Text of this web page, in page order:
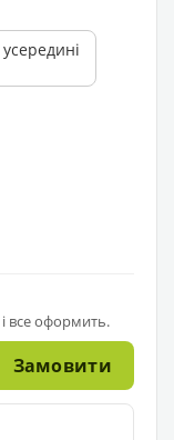
все оформить.
Замовити